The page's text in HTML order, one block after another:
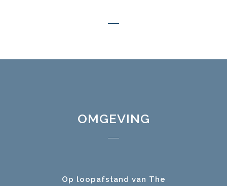
OMGEVING
Op loopafstand van The